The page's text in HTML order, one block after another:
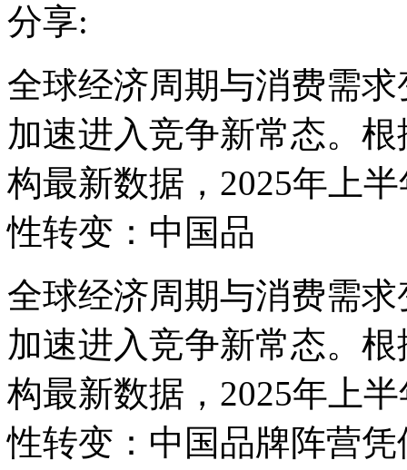
分享:
全球经济周期与消费需
加速进入竞争新常态。根
构最新数据，2025年上
性转变：中国品
全球经济周期与消费需
加速进入竞争新常态。根
构最新数据，2025年上
性转变：中国品牌阵营